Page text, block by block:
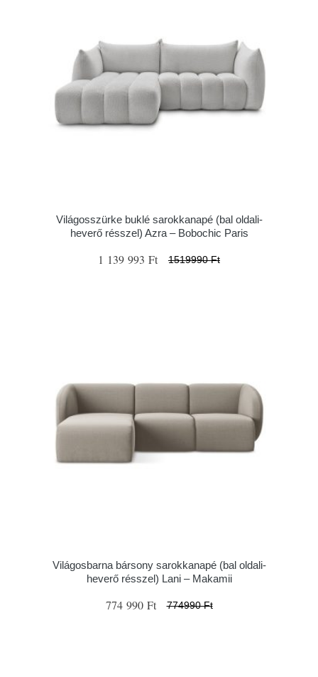
Világosszürke buklé sarokkanapé (bal oldali-
heverő résszel) Azra – Bobochic Paris
1 139 993 Ft 1519990 Ft
Világosbarna bársony sarokkanapé (bal oldali-
heverő résszel) Lani – Makamii
774 990 Ft 774990 Ft